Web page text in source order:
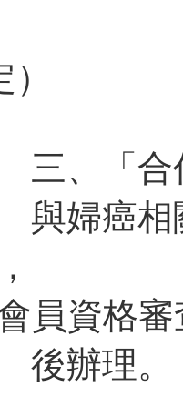
作會
之專
格審查
。